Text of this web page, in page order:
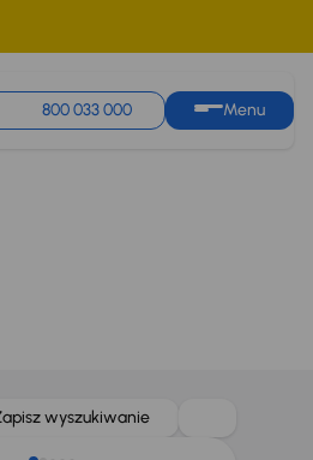
800 033 000 Menu
wyszukiwanie
zł